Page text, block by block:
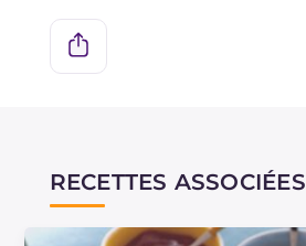
RECETTES ASSOCIÉES